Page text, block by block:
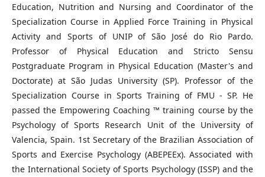
Education, Nutrition and Nursing and Coordinator of the
Specialization Course in Applied Force Training in Physical
Activity and Sports of UNIP of São José do Rio Pardo.
Professor of Physical Education and Stricto Sensu
Postgraduate Program in Physical Education (Master's and
Doctorate) at São Judas University (SP). Professor of the
Specialization Course in Sports Training of FMU - SP. He
passed the Empowering Coaching ™ training course by the
Psychology of Sports Research Unit of the University of
Valencia, Spain. 1st Secretary of the Brazilian Association of
Sports and Exercise Psychology (ABEPEEx). Associated with
the International Society of Sports Psychology (ISSP) and the